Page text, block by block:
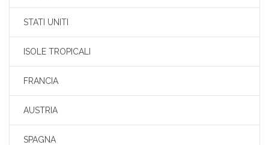
STATI UNITI
ISOLE TROPICALI
FRANCIA
AUSTRIA
SPAGNA